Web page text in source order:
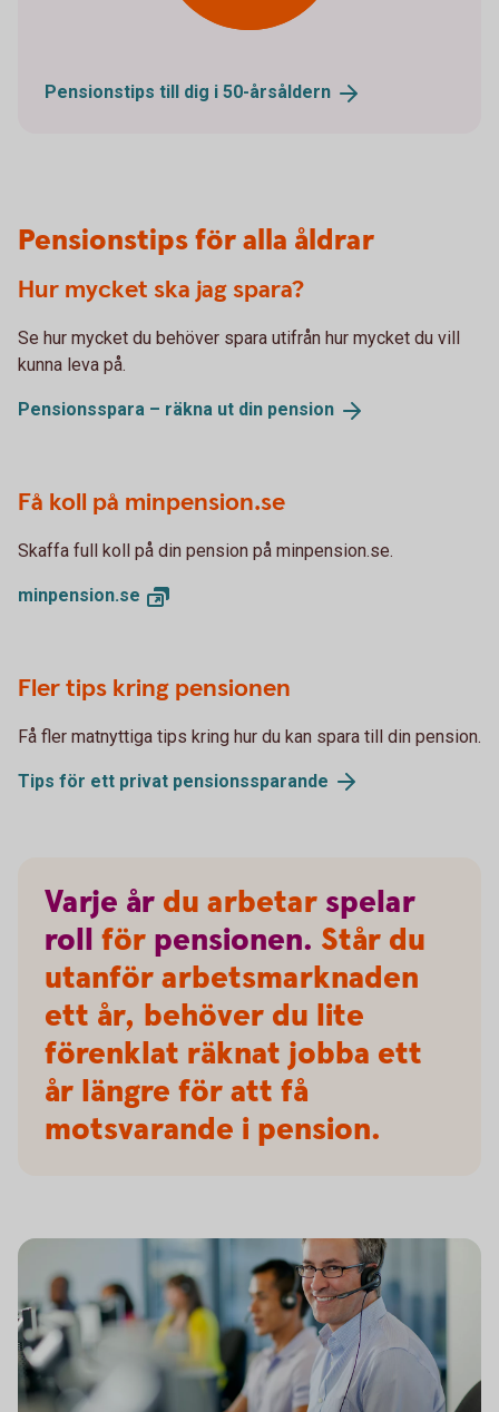
Pensionstips till dig i 50-årsåldern
Pensionstips för alla åldrar
Hur mycket ska jag spara?
Se hur mycket du behöver spara utifrån hur mycket du vill
kunna leva på.
Pensionsspara – räkna ut din pension
Få koll på minpension.se
Skaffa full koll på din pension på minpension.se.
minpension.se
Fler tips kring pensionen
Få fler matnyttiga tips kring hur du kan spara till din pension.
Tips för ett privat pensionssparande
Varje år du arbetar spelar
roll för pensionen. Står du
utanför arbetsmarknaden
ett år, behöver du lite
förenklat räknat jobba ett
år längre för att få
motsvarande i pension.